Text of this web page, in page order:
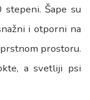
Šape su
i otporni na
prostoru.
a svetliji psi